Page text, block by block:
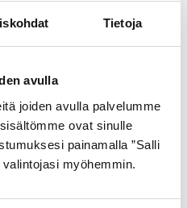
Tietoja
avulla
joiden avulla palvelumme
ovat sinulle
painamalla ”Salli
myöhemmin.
flera varianter. De olika
HeatX